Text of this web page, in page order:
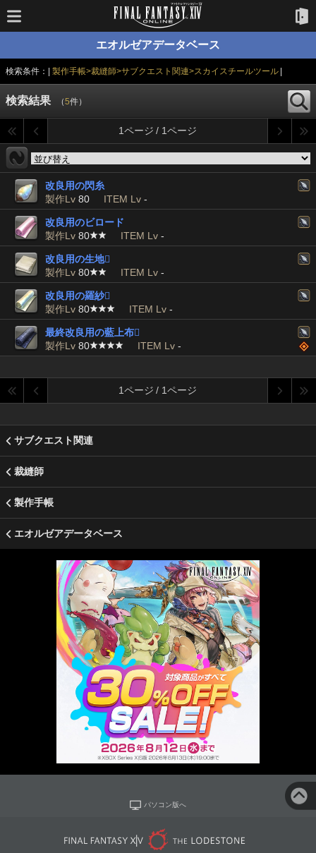
エオルゼアデータベース
検索条件：| 製作手帳>裁縫師>サブクエスト関連>スカイスチールツール|
検索結果 （5件）
1ページ / 1ページ
改良用の閃糸
製作Lv 80 ITEM Lv -
改良用のビロード
製作Lv 80 ITEM Lv -
改良用の生地
製作Lv 80 ITEM Lv -
改良用の羅紗
製作Lv 80 ITEM Lv -
最終改良用の藍上布
製作Lv 80 ITEM Lv -
1ページ / 1ページ
サブクエスト関連
裁縫師
製作手帳
エオルゼアデータベース
パソコン版へ